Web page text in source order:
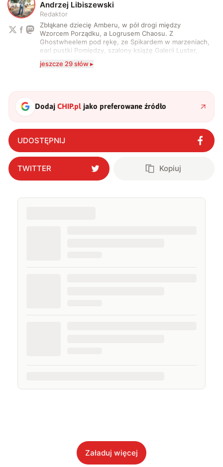
A Andrzej Libiszewski
Redaktor
Zbłąkane dziecię Amberu, w pół drogi między
Wzorcem Porządku, a Logrusem Chaosu. Z
Ghostwheelem pod rękę, ze Spikardem w marzeniach,
earl pustki Pomiędzy, szalony książę Galerii Luster,
serio? Pisaniem o szeroko pojętej technice o zajmuję
i gram w gry :)
jeszcze 29 słów ▸
DodajCHIP.pl jako preferowane źródło
UDOSTĘPNIJ
TWITTER Kopiuj
Załaduj więcej